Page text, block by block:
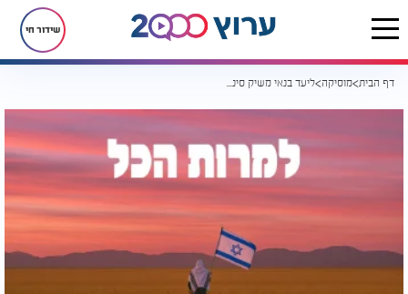
שידור חי
דף הבית מוסיקה ליעד בנאי משיק סינגל "למרות הכל" - תקווה חדשה מהלב של עולם התורה